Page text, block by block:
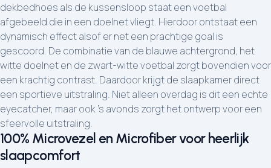
dekbedhoes als de kussensloop staat een voetbal
afgebeeld die in een doelnet vliegt. Hierdoor ontstaat een
dynamisch effect alsof er net een prachtige goal is
gescoord. De combinatie van de blauwe achtergrond, het
witte doelnet en de zwart-witte voetbal zorgt bovendien voor
een krachtig contrast. Daardoor krijgt de slaapkamer direct
een sportieve uitstraling. Niet alleen overdag is dit een echte
eyecatcher, maar ook 's avonds zorgt het ontwerp voor een
sfeervolle uitstraling.
100% Microvezel en Microfiber voor heerlijk
slaapcomfort